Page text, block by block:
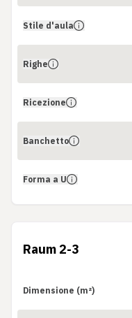
Stile d'aula
Righe
Ricezione
Banchetto
Forma a U
Raum 2-3
Dimensione (m²)